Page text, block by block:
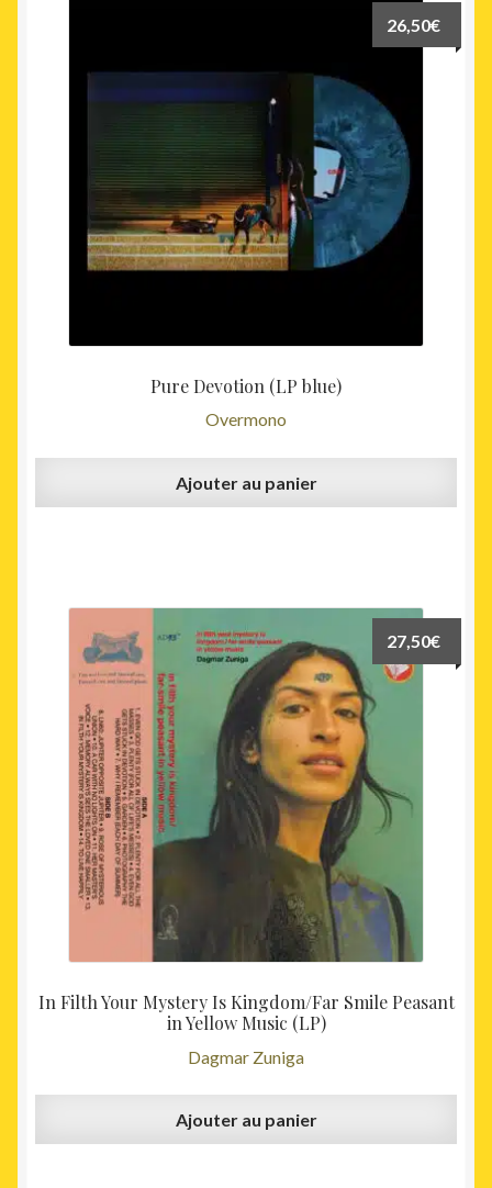
Pure Devotion (LP blue)
Overmono
26,50€
Ajouter au panier
In Filth Your Mystery Is Kingdom/Far Smile Peasant
in Yellow Music (LP)
Dagmar Zuniga
27,50€
Ajouter au panier